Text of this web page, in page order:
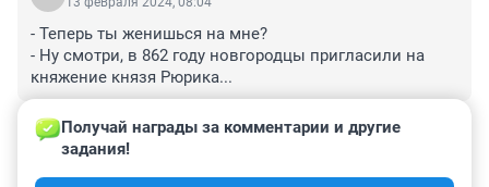
- Теперь ты женишься на мне?
- Ну смотри, в 862 году новгородцы пригласили на
княжение князя Рюрика...
Гость
Получай награды за комментарии и другие
задания!